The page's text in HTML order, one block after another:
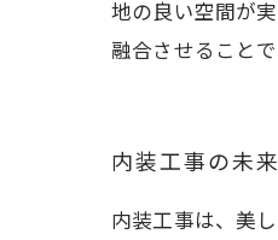
地の良い空間が
融合させること
内装工事の未
内装工事は、美